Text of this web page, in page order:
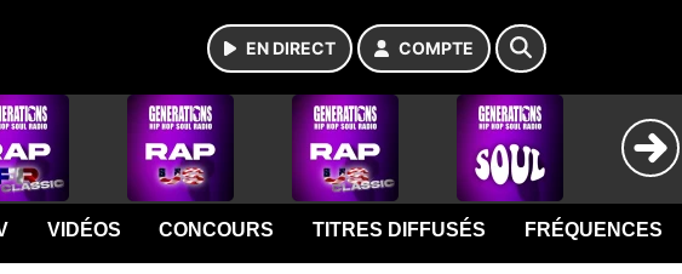
EN DIRECT COMPTE
VIDÉOS CONCOURS TITRES DIFFUSÉS FRÉQUENCES